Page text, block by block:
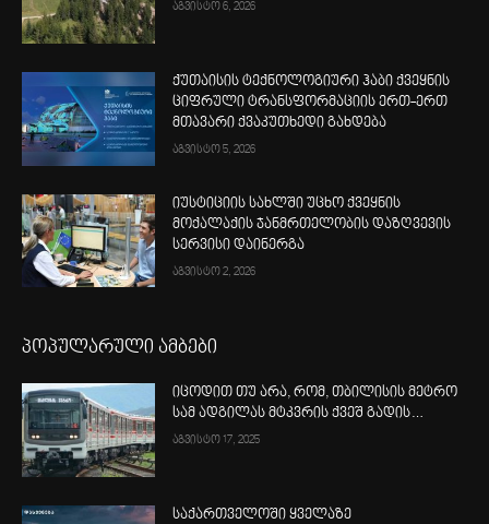
აგვისტო 6, 2026
ქუთაისის ტექნოლოგიური ჰაბი ქვეყნის
ციფრული ტრანსფორმაციის ერთ-ერთ
მთავარი ქვაკუთხედი გახდება
აგვისტო 5, 2026
იუსტიციის სახლში უცხო ქვეყნის
მოქალაქის ჯანმრთელობის დაზღვევის
სერვისი დაინერგა
აგვისტო 2, 2026
პოპულარული ამბები
იცოდით თუ არა, რომ, თბილისის მეტრო
სამ ადგილას მტკვრის ქვეშ გადის…
აგვისტო 17, 2025
საქართველოში ყველაზე